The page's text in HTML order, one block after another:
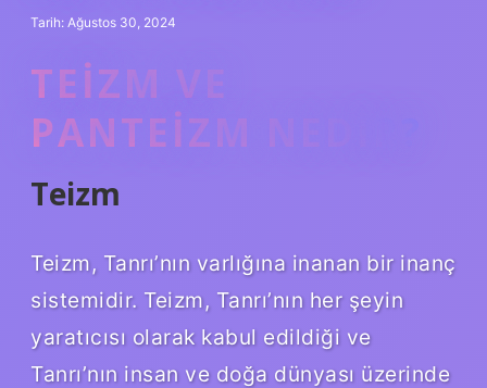
Tarih: Ağustos 30, 2024
TEIZM VE
PANTEIZM NEDIR?
Teizm
Teizm, Tanrı’nın varlığına inanan bir inanç
sistemidir. Teizm, Tanrı’nın her şeyin
yaratıcısı olarak kabul edildiği ve
Tanrı’nın insan ve doğa dünyası üzerinde